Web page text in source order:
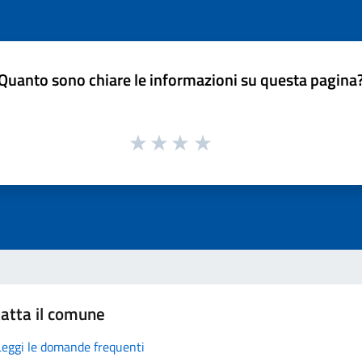
sono chiare le informazioni su questa
il comune
le domande frequenti